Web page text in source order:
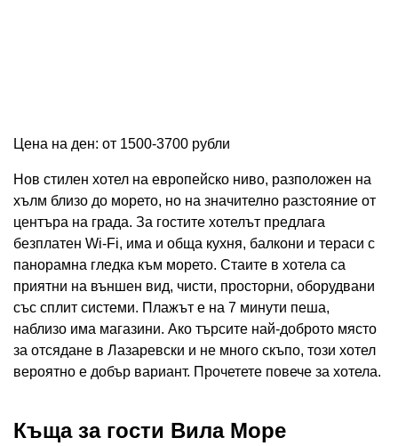
Цена на ден: от 1500-3700 рубли
Нов стилен хотел на европейско ниво, разположен на
хълм близо до морето, но на значително разстояние от
центъра на града. За гостите хотелът предлага
безплатен Wi-Fi, има и обща кухня, балкони и тераси с
панорамна гледка към морето. Стаите в хотела са
приятни на външен вид, чисти, просторни, оборудвани
със сплит системи. Плажът е на 7 минути пеша,
наблизо има магазини. Ако търсите най-доброто място
за отсядане в Лазаревски и не много скъпо, този хотел
вероятно е добър вариант. Прочетете повече за хотела.
Къща за гости Вила Море